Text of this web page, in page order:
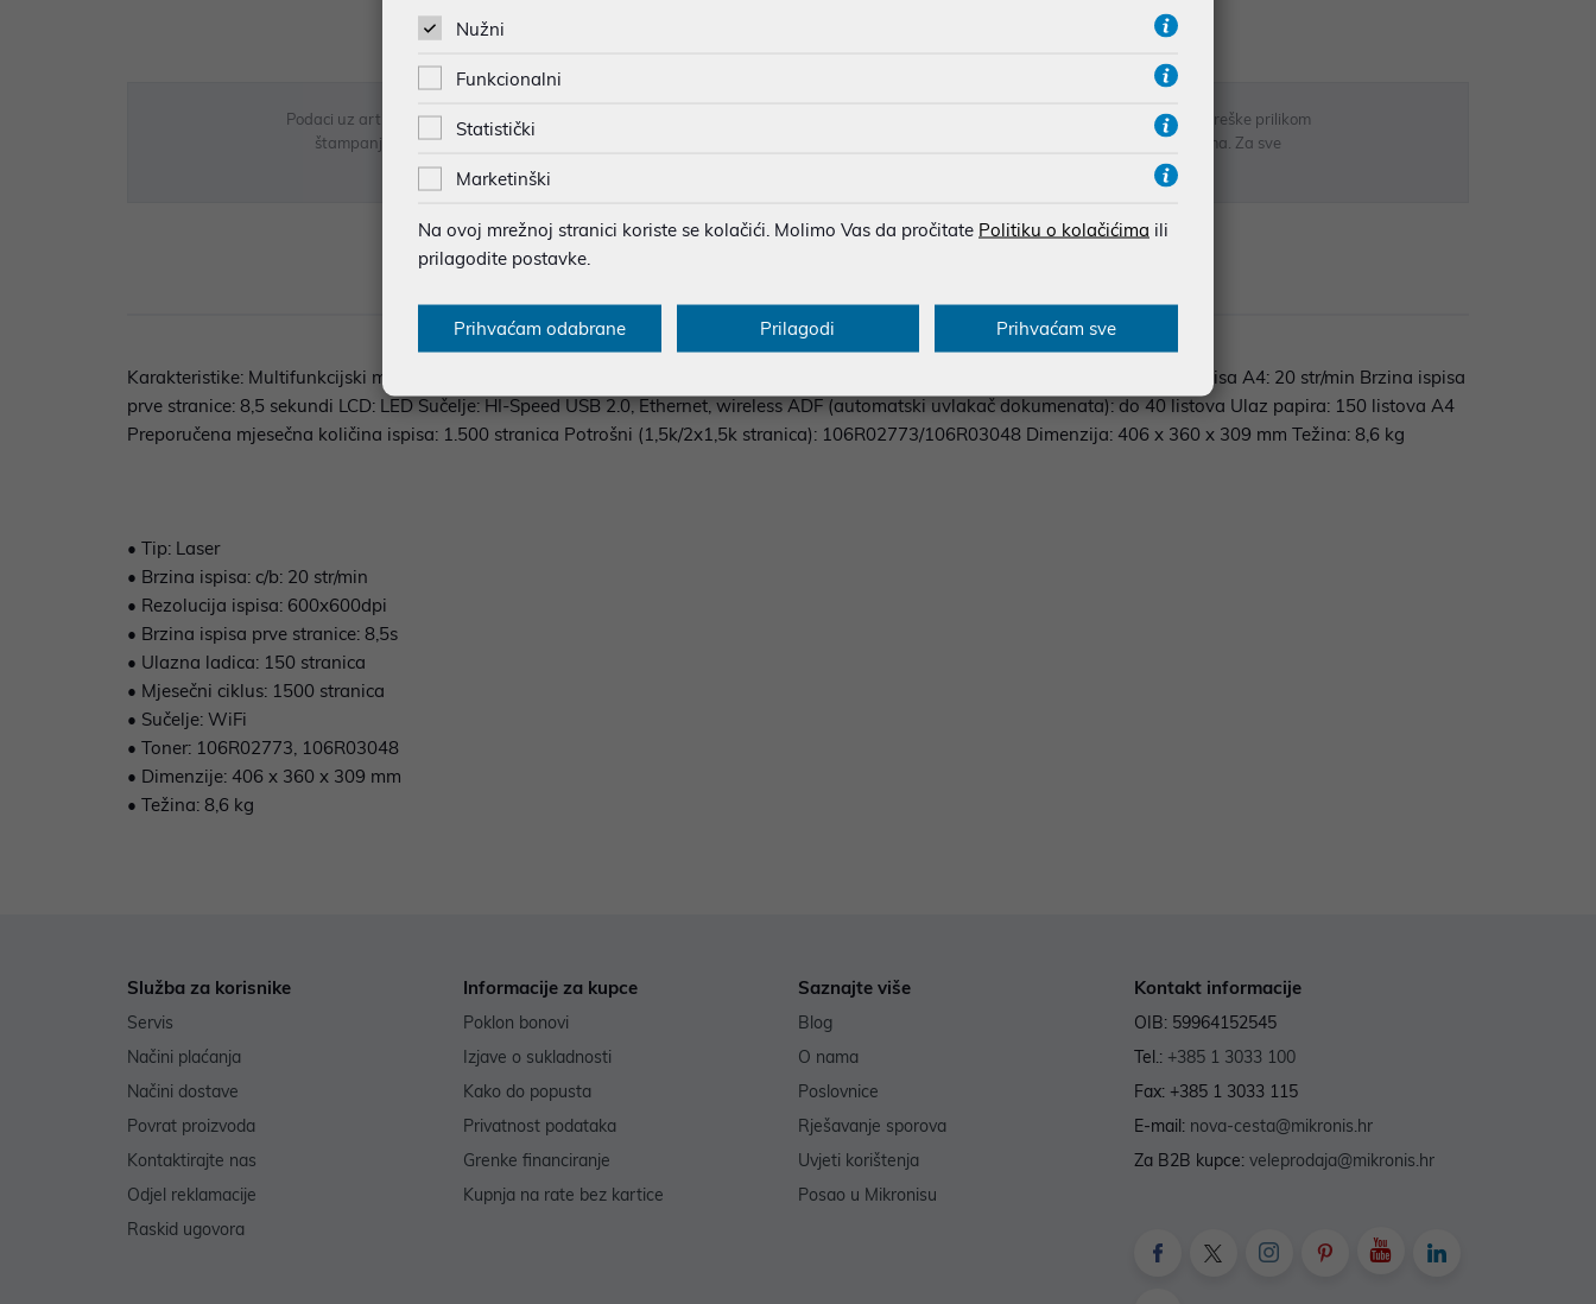
Podaci uz artikle su prezentirani u dobroj namjeri. Mikronis d.o.o. ne odgovara za eventualne pogreške nastale u opisu proizvoda, greške prilikom
štampanja te promjene u dostupnosti i cijene. Slike artikala su ilustrativne prirode te ne moraju u potpunosti odgovarati artiklima. Za sve
eventualne nejasnoće možete nas kontaktirati na
Karakteristike: Multifunkcijski mono laser A4 + faks + wireless Rezolucija: 600 x 600 dpi Rezolucija skenera: 600 x 600 dpi Brzina ispisa A4: 20 str/min Brzina ispisa
prve stranice: 8,5 sekundi LCD: LED Sučelje: HI-Speed USB 2.0, Ethernet, wireless ADF (automatski uvlakač dokumenata): do 40 listova Ulaz papira: 150 listova A4
Preporučena mjesečna količina ispisa: 1.500 stranica Potrošni (1,5k/2x1,5k stranica): 106R02773/106R03048 Dimenzija: 406 x 360 x 309 mm Težina: 8,6 kg
• Tip: Laser
• Brzina ispisa: c/b: 20 str/min
• Rezolucija ispisa: 600x600dpi
• Brzina ispisa prve stranice: 8,5s
• Ulazna ladica: 150 stranica
• Mjesečni ciklus: 1500 stranica
• Sučelje: WiFi
• Toner: 106R02773, 106R03048
• Dimenzije: 406 x 360 x 309 mm
• Težina: 8,6 kg
Služba za korisnike
Servis
Načini plaćanja
Načini dostave
Povrat proizvoda
Kontaktirajte nas
Odjel reklamacije
Raskid ugovora
Informacije za kupce
Poklon bonovi
Izjave o sukladnosti
Kako do popusta
Privatnost podataka
Grenke financiranje
Kupnja na rate bez kartice
Saznajte više
Blog
O nama
Poslovnice
Rješavanje sporova
Uvjeti korištenja
Posao u Mikronisu
Kontakt informacije
OIB: 59964152545
Tel.: +385 1 3033 100
Fax: +385 1 3033 115
E-mail: nova-cesta@mikronis.hr
Za B2B kupce: veleprodaja@mikronis.hr
Nužni
Funkcionalni
Statistički
Marketinški
Na ovoj mrežnoj stranici koriste se kolačići. Molimo Vas da pročitate Politiku o kolačićima ili
prilagodite postavke.
Prihvaćam odabrane Prilagodi Prihvaćam sve